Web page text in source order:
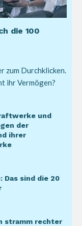
die 100
zum Durchklicken.
ihr Vermögen?
und
der
ihrer
Das sind die 20
stramm rechter